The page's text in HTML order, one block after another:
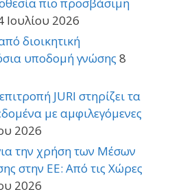
Ιουλίου 2026
διοικητική
υποδομή γνώσης 8
JURI στηρίζει τα
με αμφιλεγόμενες
2026
την χρήση των Μέσων
στην ΕΕ: Από τις Χώρες
2026